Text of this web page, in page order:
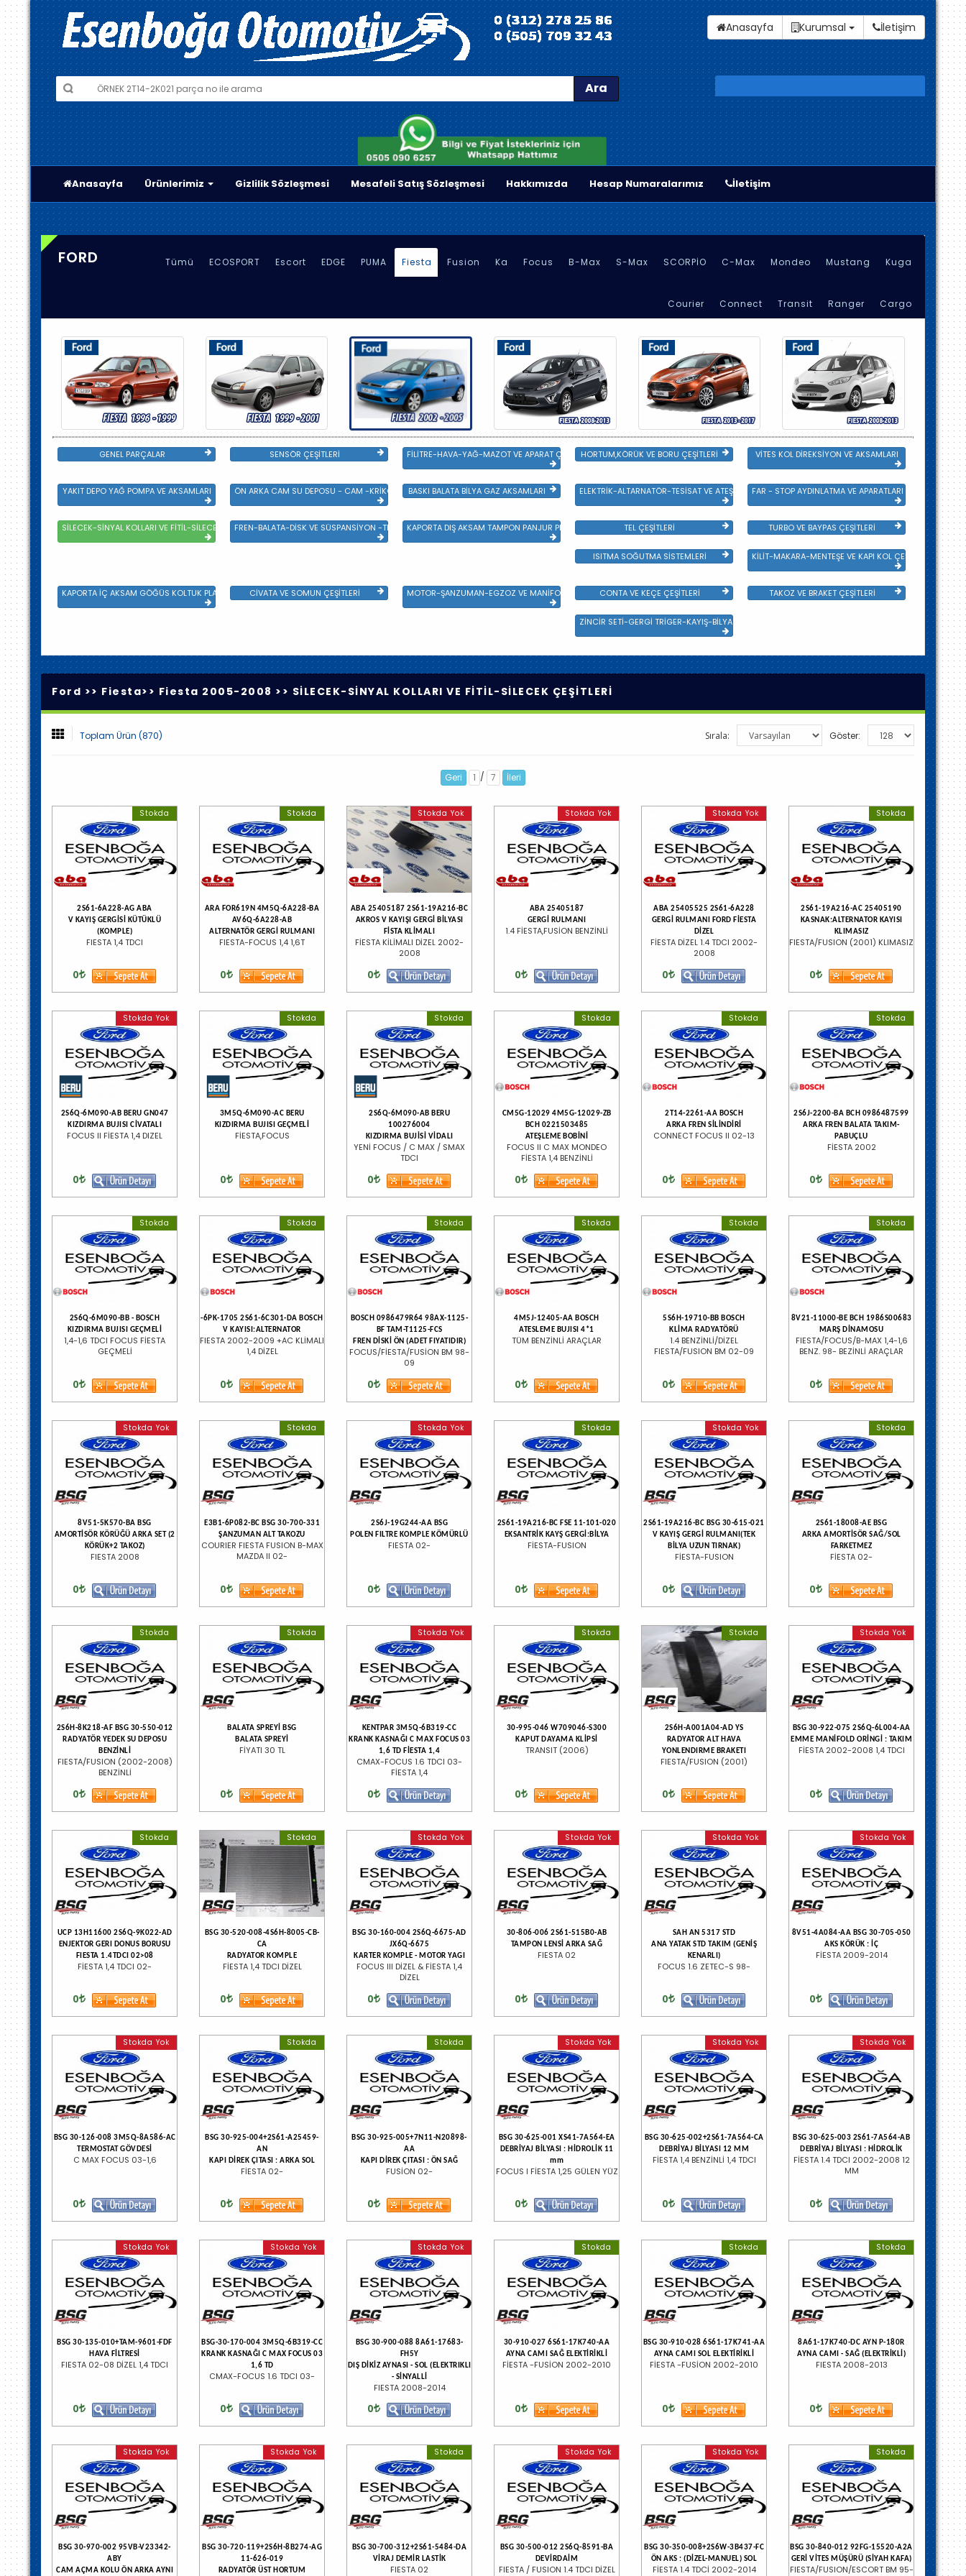
Anasayfa Kurumsal İletişim
Ara
Anasayfa Ürünlerimiz Gizlilik Sözleşmesi Mesafeli Satış Sözleşmesi Hakkımızda Hesap Numaralarımız İletişim
FORD Tümü ECOSPORT Escort EDGE PUMA Fiesta Fusion Ka Focus B-Max S-Max SCORPİO C-Max Mondeo Mustang Kuga
Courier Connect Transit Ranger Cargo
GENEL PARÇALAR SENSÖR ÇEŞİTLERİ FİLİTRE-HAVA-YAĞ-MAZOT VE APARAT ÇEŞİTLERİHORTUM,KÖRÜK VE BORU ÇEŞİTLERİ VİTES KOL DİREKSİYON VE AKSAMLARI
YAKIT DEPO YAĞ POMPA VE AKSAMLARI ÖN ARKA CAM SU DEPOSU - CAM -KRİKO VE AYNA ÇEŞİTLERBASKI BALATA BİLYA GAZ AKSAMLARI ELEKTRİK-ALTARNATÖR-TESİSAT VE ATEŞLEME GRBFAR - STOP AYDINLATMA VE APARATLARI
SİLECEK-SİNYAL KOLLARI VE FİTİL-SİLECEK ÇEŞİTLERİFREN-BALATA-DİSK VE SÜSPANSİYON -TEKER ÖN-ARKA TAKIM VE YÜRÜYEN AKSAMLAR
KAPORTA DIŞ AKSAM TAMPON PANJUR PLASTİK VE SAC AKSAMTEL ÇEŞİTLERİ TURBO VE BAYPAS ÇEŞİTLERİ
ISITMA SOĞUTMA SİSTEMLERİ KİLİT-MAKARA-MENTEŞE VE KAPI KOL ÇEŞİTLERİ
KAPORTA İÇ AKSAM GÖĞÜS KOLTUK PLASTİK VE SAC AKSAMCİVATA VE SOMUN ÇEŞİTLERİ MOTOR-ŞANZUMAN-EGZOZ VE MANİFOLD CONTA VE KEÇE ÇEŞİTLERİ TAKOZ VE BRAKET ÇEŞİTLERİ
ZİNCİR SETİ-GERGİ TRİGER-KAYIŞ-BİLYA VE DEVİRDAİM
Ford >> Fiesta>> Fiesta 2005-2008 >> SİLECEK-SİNYAL KOLLARI VE FİTİL-SİLECEK ÇEŞİTLERİ
Toplam Ürün (870) Göster:
Sırala:
Geri 1 / 7 İleri
Stokda
2S61-6A228-AG ABA
V KAYIŞ GERGİSİ KÜTÜKLÜ
(KOMPLE)
FIESTA 1,4 TDCI
0
Stokda
ARA FOR619N 4M5Q-6A228-BA
AV6Q-6A228-AB
ALTERNATÖR GERGİ RULMANI
FIESTA-FOCUS 1,4 1,6T
0
Stokda Yok
ABA 25405187 2S61-19A216-BC
AKROS V KAYIŞI GERGİ BİLYASI
FİSTA KLİMALI
FİESTA KİLİMALI DİZEL 2002-
2008
0
Stokda Yok
ABA 25405187
GERGİ RULMANI
1.4 FİESTA,FUSİON BENZİNLİ
0
Stokda Yok
ABA 25405525 2S61-6A228
GERGİ RULMANI FORD FİESTA
DİZEL
FİESTA DİZEL 1.4 TDCI 2002-
2008
0
Stokda
2S61-19A216-AC 25405190
KASNAK:ALTERNATOR KAYISI
KLIMASIZ
FIESTA/FUSION (2001) KLIMASIZ
0
Stokda Yok
2S6Q-6M090-AB BERU GN047
KIZDIRMA BUJISI CİVATALI
FOCUS II FİESTA 1,4 DIZEL
0
Stokda
3M5Q-6M090-AC BERU
KIZDIRMA BUJISI GEÇMELİ
FİESTA,FOCUS
0
Stokda
2S6Q-6M090-AB BERU
100276004
KIZDIRMA BUJİSİ VİDALI
YENİ FOCUS / C MAX / SMAX
TDCI
0
Stokda
CM5G-12029 4M5G-12029-ZB
BCH 0221503485
ATEŞLEME BOBİNİ
FOCUS II C MAX MONDEO
FİESTA 1,4 BENZİNLİ
0
Stokda
2T14-2261-AA BOSCH
ARKA FREN SİLİNDİRİ
CONNECT FOCUS II 02-13
0
Stokda
2S6J-2200-BA BCH 0986487599
ARKA FREN BALATA TAKIM-
PABUÇLU
FİESTA 2002
0
Stokda
2S6Q-6M090-BB - BOSCH
KIZDIRMA BUJISI GEÇMELİ
1,4-1,6 TDCI FOCUS FİESTA
GEÇMELİ
0
Stokda
-6PK-1705 2S61-6C301-DA BOSCH
V KAYISI:ALTERNATOR
FIESTA 2002-2009 +AC KLİMALI
1,4 DİZEL
0
Stokda
BOSCH 0986479R64 98AX-1125-
BF TAM-T1125-FCS
FREN DİSKİ ÖN (ADET FIYATIDIR)
FOCUS/FİESTA/FUSİON BM 98-
09
0
Stokda
4M5J-12405-AA BOSCH
ATESLEME BUJISI 4*1
TÜM BENZİNLİ ARAÇLAR
0
Stokda
5S6H-19710-BB BOSCH
KLİMA RADYATÖRÜ
1.4 BENZİNLİ/DİZEL
FIESTA/FUSION BM 02-09
0
Stokda
8V21-11000-BE BCH 1986S00683
MARŞ DİNAMOSU
FIESTA/FOCUS/B-MAX 1,4-1,6
BENZ. 98- BEZİNLİ ARAÇLAR
0
Stokda Yok
8V51-5K570-BA BSG
AMORTİSÖR KÖRÜĞÜ ARKA SET (2
KÖRÜK+2 TAKOZ)
FIESTA 2008
0
Stokda
E3B1-6P082-BC BSG 30-700-331
ŞANZUMAN ALT TAKOZU
COURIER FIESTA FUSION B-MAX
MAZDA II 02-
0
Stokda Yok
2S6J-19G244-AA BSG
POLEN FILTRE KOMPLE KÖMÜRLÜ
FIESTA 02-
0
Stokda
2S61-19A216-BC FSE 11-101-020
EKSANTRİK KAYŞ GERGİ:BİLYA
FİESTA-FUSION
0
Stokda Yok
2S61-19A216-BC BSG 30-615-021
V KAYIŞ GERGİ RULMANI(TEK
BİLYA UZUN TIRNAK)
FİESTA-FUSION
0
Stokda
2S61-18008-AE BSG
ARKA AMORTİSÖR SAĞ/SOL
FARKETMEZ
FİESTA 02-
0
Stokda
2S6H-8K218-AF BSG 30-550-012
RADYATÖR YEDEK SU DEPOSU
BENZİNLİ
FIESTA/FUSION (2002-2008)
BENZİNLİ
0
Stokda
BALATA SPREYİ BSG
BALATA SPREYİ
FİYATI 30 TL
0
Stokda Yok
KENTPAR 3M5Q-6B319-CC
KRANK KASNAĞI C MAX FOCUS 03
1,6 TD FİESTA 1,4
CMAX-FOCUS 1.6 TDCI 03-
FİESTA 1,4
0
Stokda
30-995-046 W709046-S300
KAPUT DAYAMA KLİPSİ
TRANSIT (2006)
0
Stokda
2S6H-A001A04-AD YS
RADYATOR ALT HAVA
YONLENDIRME BRAKETI
FIESTA/FUSION (2001)
0
Stokda Yok
BSG 30-922-075 2S6Q-6L004-AA
EMME MANİFOLD ORİNGİ : TAKIM
FİESTA 2002-2008 1,4 TDCI
0
Stokda
UCP 13H11600 2S6Q-9K022-AD
ENJEKTOR GERI DONUS BORUSU
FIESTA 1.4TDCI 02>08
FİESTA 1,4 TDCI 02-
0
Stokda
BSG 30-520-008-4S6H-8005-CB-
CA
RADYATOR KOMPLE
FİESTA 1,4 TDCI DİZEL
0
Stokda Yok
BSG 30-160-004 2S6Q-6675-AD
JX6Q-6675
KARTER KOMPLE - MOTOR YAGI
FOCUS III DİZEL & FİESTA 1,4
DİZEL
0
Stokda Yok
30-806-006 2S61-515B0-AB
TAMPON LENSİ ARKA SAĞ
FIESTA 02
0
Stokda Yok
SAH AN 5317 STD
ANA YATAK STD TAKIM (GENİŞ
KENARLI)
FOCUS 1.6 ZETEC-S 98-
0
Stokda Yok
8V51-4A084-AA BSG 30-705-050
AKS KÖRÜK : İÇ
FİESTA 2009-2014
0
Stokda Yok
BSG 30-126-008 3M5Q-8A586-AC
TERMOSTAT GÖVDESİ
C MAX FOCUS 03-1,6
0
Stokda
BSG 30-925-004+2S61-A25459-
AN
KAPI DİREK ÇITASI : ARKA SOL
FİESTA 02-
0
Stokda
BSG 30-925-005+7N11-N20898-
AA
KAPI DİREK ÇITASI : ÖN SAĞ
FUSİON 02-
0
Stokda Yok
BSG 30-625-001 XS41-7A564-EA
DEBRİYAJ BİLYASI : HİDROLİK 11
mm
FOCUS I FİESTA 1,25 GÜLEN YÜZ
0
Stokda Yok
BSG 30-625-002+2S61-7A564-CA
DEBRİYAJ BİLYASI 12 MM
FİESTA 1,4 BENZİNLİ 1,4 TDCI
0
Stokda Yok
BSG 30-625-003 2S61-7A564-AB
DEBRİYAJ BİLYASI : HİDROLİK
FİESTA 1.4 TDCI 2002-2008 12
MM
0
Stokda Yok
BSG 30-135-010+TAM-9601-FDF
HAVA FİLTRESİ
FIESTA 02-08 DİZEL 1,4 TDCI
0
Stokda Yok
BSG-30-170-004 3M5Q-6B319-CC
KRANK KASNAĞI C MAX FOCUS 03
1,6 TD
CMAX-FOCUS 1.6 TDCI 03-
0
Stokda Yok
BSG 30-900-088 8A61-17683-
FH5Y
DIŞ DİKİZ AYNASI - SOL (ELEKTRIKLI
- SİNYALLİ
FIESTA 2008-2014
0
Stokda
30-910-027 6S61-17K740-AA
AYNA CAMI SAĞ ELEKTİRİKLİ
FİESTA -FUSİON 2002-2010
0
Stokda
BSG 30-910-028 6S61-17K741-AA
AYNA CAMI SOL ELEKTİRİKLİ
FİESTA -FUSİON 2002-2010
0
Stokda
8A61-17K740-DC AYN P-180R
AYNA CAMI - SAĞ (ELEKTRİKLİ)
FIESTA 2008-2013
0
Stokda Yok
BSG 30-970-002 95VB-V23342-
ABY
CAM AÇMA KOLU ÖN ARKA AYNI
Stokda Yok
BSG 30-720-119+2S6H-8B274-AG
11-626-019
RADYATÖR ÜST HORTUM
Stokda
BSG 30-700-312+2S61-5484-DA
VİRAJ DEMİR LASTİK
FIESTA 02
Stokda Yok
BSG 30-500-012 2S6Q-8591-BA
DEVİRDAİM
FIESTA / FUSION 1.4 TDCI DİZEL
Stokda Yok
BSG 30-350-008+2S6W-3B437-FC
ÖN AKS : (DİZEL-MANUEL) SOL
FİESTA 1.4 TDCİ 2002-2014
Stokda
BSG 30-840-012 92FG-15520-A2A
GERİ VİTES MÜŞÜRÜ (SİYAH KAFA)
FIESTA/FUSION/ESCORT BM 95-